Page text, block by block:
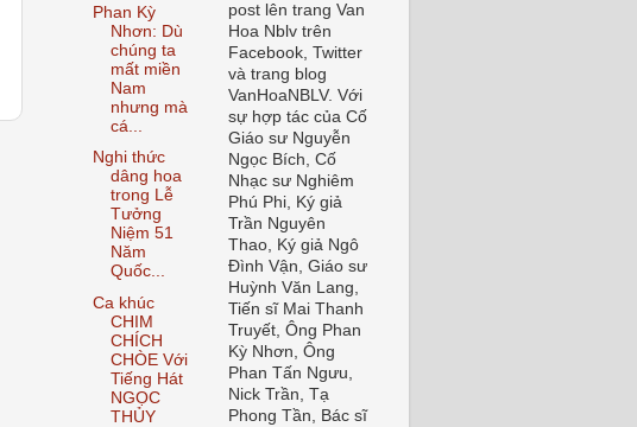
Phan Kỳ
Nhơn: Dù
chúng ta
mất miền
Nam
nhưng mà
cá...
Nghi thức
dâng hoa
trong Lễ
Tưởng
Niệm 51
Năm
Quốc...
Ca khúc
CHIM
CHÍCH
CHÒE Với
Tiếng Hát
NGỌC
THỦY
post lên trang Van
Hoa Nblv trên
Facebook, Twitter
và trang blog
VanHoaNBLV. Với
sự hợp tác của Cố
Giáo sư Nguyễn
Ngọc Bích, Cố
Nhạc sư Nghiêm
Phú Phi, Ký giả
Trần Nguyên
Thao, Ký giả Ngô
Đình Vận, Giáo sư
Huỳnh Văn Lang,
Tiến sĩ Mai Thanh
Truyết, Ông Phan
Kỳ Nhơn, Ông
Phan Tấn Ngưu,
Nick Trần, Tạ
Phong Tần, Bác sĩ